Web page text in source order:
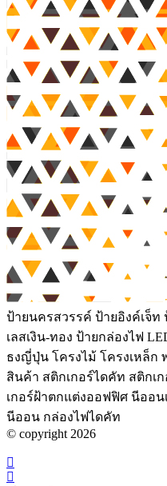
ป้ายนครสวรรค์ ป้ายอิงค์เจ็
เลสเงิน-ทอง ป้ายกล่องไฟ
ธงญี่ปุ่น โครงไม้ โครงเหล็ก
สินค้า สติกเกอร์ไดคัท สติกเ
เกอร์ฝ้าตกแต่งออฟฟิศ นีออ
นีออน กล่องไฟไดคัท
© copyright 2026